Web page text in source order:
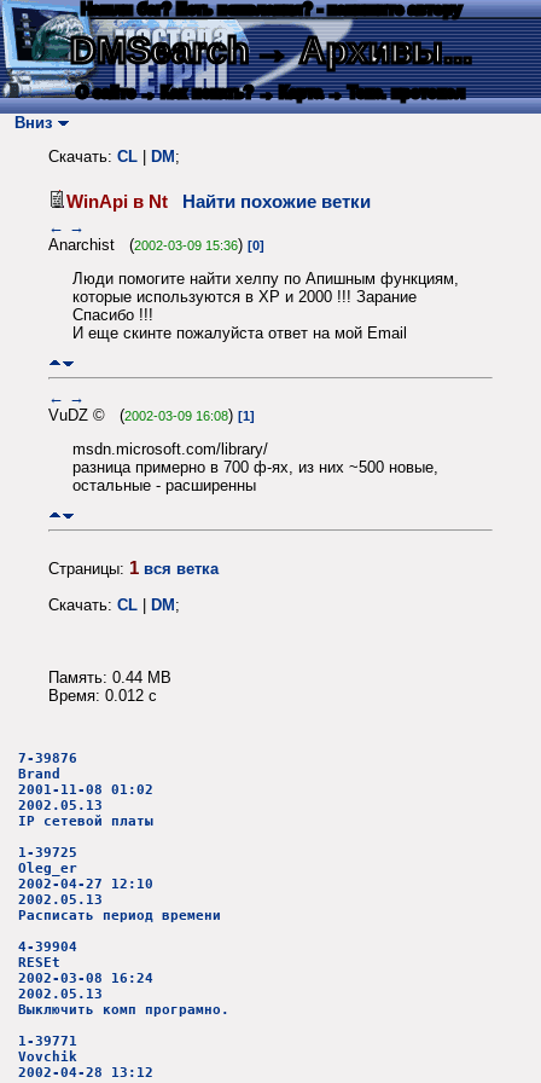
Нашли баг? Есть пожелания? - напишите автору
DMSearch→ Архивы...
О сайте → Как искать? → Карта → Текс. протокол
Вниз
Скачать: CL DM ;
WinApi в Nt Найти похожие ветки
← →
Anarchist (2002-03-09 15:36) [0]
Люди помогите найти хелпу по Апишным функциям,
которые используются в XP и 2000 !!! Зарание
Спасибо !!!
И еще скинте пожалуйста ответ на мой Email
← →
VuDZ © (2002-03-09 16:08) [1]
msdn.microsoft.com/library/
разница примерно в 700 ф-ях, из них ~500 новые,
остальные - расширенны
Страницы: 1 вся ветка
Скачать: CL DM ;
Память: 0.44 MB
Время: 0.012 c
7-39876
Brand
2001-11-08 01:02
2002.05.13
IP сетевой платы
1-39725
Oleg_er
2002-04-27 12:10
2002.05.13
Расписать период времени
4-39904
RESEt
2002-03-08 16:24
2002.05.13
Выключить комп програмно.
1-39771
Vovchik
2002-04-28 13:12